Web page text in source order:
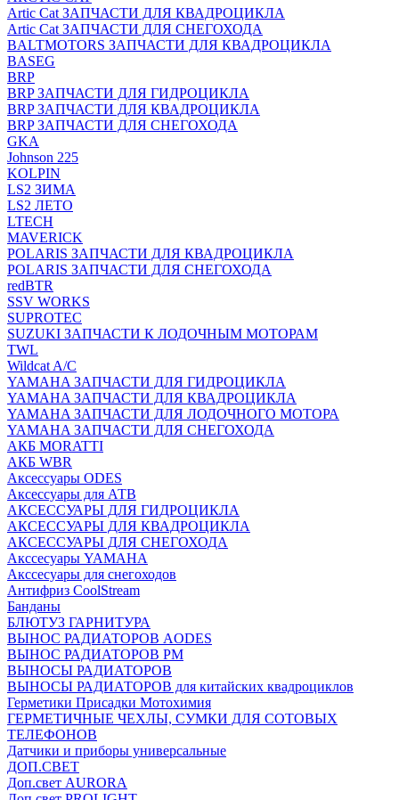
Artic Cat ЗАПЧАСТИ ДЛЯ КВАДРОЦИКЛА
Artic Cat ЗАПЧАСТИ ДЛЯ СНЕГОХОДА
BALTMOTORS ЗАПЧАСТИ ДЛЯ КВАДРОЦИКЛА
BASEG
BRP
BRP ЗАПЧАСТИ ДЛЯ ГИДРОЦИКЛА
BRP ЗАПЧАСТИ ДЛЯ КВАДРОЦИКЛА
BRP ЗАПЧАСТИ ДЛЯ СНЕГОХОДА
GKA
Johnson 225
KOLPIN
LS2 ЗИМА
LS2 ЛЕТО
LTECH
MAVERICK
POLARIS ЗАПЧАСТИ ДЛЯ КВАДРОЦИКЛА
POLARIS ЗАПЧАСТИ ДЛЯ СНЕГОХОДА
redBTR
SSV WORKS
SUPROTEC
SUZUKI ЗАПЧАСТИ К ЛОДОЧНЫМ МОТОРАМ
TWL
Wildcat A/C
YAMAHA ЗАПЧАСТИ ДЛЯ ГИДРОЦИКЛА
YAMAHA ЗАПЧАСТИ ДЛЯ КВАДРОЦИКЛА
YAMAHA ЗАПЧАСТИ ДЛЯ ЛОДОЧНОГО МОТОРА
YAMAHA ЗАПЧАСТИ ДЛЯ СНЕГОХОДА
АКБ MORATTI
АКБ WBR
Аксессуары ODES
Аксессуары для АТВ
АКСЕССУАРЫ ДЛЯ ГИДРОЦИКЛА
АКСЕССУАРЫ ДЛЯ КВАДРОЦИКЛА
АКСЕССУАРЫ ДЛЯ СНЕГОХОДА
Акссесуары YAMAHA
Акссесуары для снегоходов
Антифриз CoolStream
Банданы
БЛЮТУЗ ГАРНИТУРА
ВЫНОС РАДИАТОРОВ AODES
ВЫНОС РАДИАТОРОВ РМ
ВЫНОСЫ РАДИАТОРОВ
ВЫНОСЫ РАДИАТОРОВ для китайских квадроциклов
Герметики Присадки Мотохимия
ГЕРМЕТИЧНЫЕ ЧЕХЛЫ, СУМКИ ДЛЯ СОТОВЫХ
ТЕЛЕФОНОВ
Датчики и приборы универсальные
ДОП.СВЕТ
Доп.свет AURORA